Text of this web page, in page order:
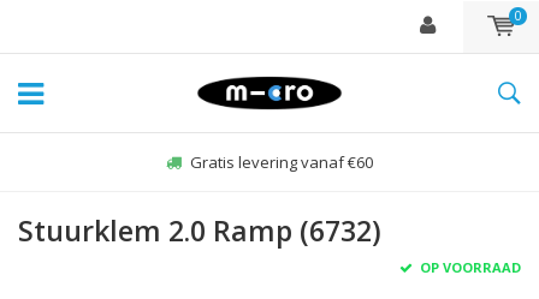
0
Gratis levering vanaf €60
Stuurklem 2.0 Ramp (6732)
OP VOORRAAD